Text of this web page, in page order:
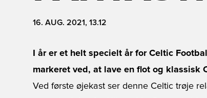
16. AUG. 2021, 13.12
I år er et helt specielt år for Celtic
markeret ved, at lave en flot og klassisk
Ved første øjekast ser denne Celtic trøje